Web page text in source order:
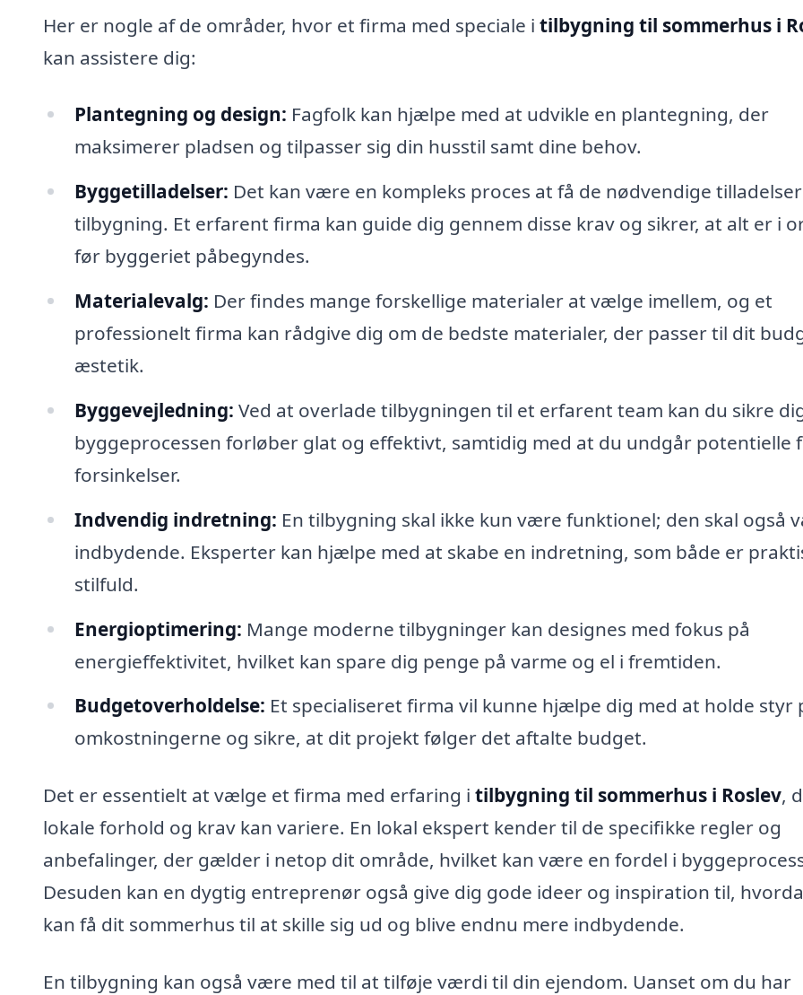
Her er nogle af de områder, hvor et firma med speciale i tilbygning til sommerhus i
kan assistere dig:
Plantegning og design: Fagfolk kan hjælpe med at udvikle en plantegning, der
maksimerer pladsen og tilpasser sig din husstil samt dine behov.
Byggetilladelser: Det kan være en kompleks proces at få de nødvendige
tilbygning. Et erfarent firma kan guide dig gennem disse krav og sikrer, at alt er i
før byggeriet påbegyndes.
Materialevalg: Der findes mange forskellige materialer at vælge imellem, og et
professionelt firma kan rådgive dig om de bedste materialer, der passer til dit
æstetik.
Byggevejledning: Ved at overlade tilbygningen til et erfarent team kan du sikre
byggeprocessen forløber glat og effektivt, samtidig med at du undgår potentielle
forsinkelser.
Indvendig indretning: En tilbygning skal ikke kun være funktionel; den skal også
indbydende. Eksperter kan hjælpe med at skabe en indretning, som både er
stilfuld.
Energioptimering: Mange moderne tilbygninger kan designes med fokus på
energieffektivitet, hvilket kan spare dig penge på varme og el i fremtiden.
Budgetoverholdelse: Et specialiseret firma vil kunne hjælpe dig med at holde styr
omkostningerne og sikre, at dit projekt følger det aftalte budget.
Det er essentielt at vælge et firma med erfaring i tilbygning til sommerhus i Roslev,
lokale forhold og krav kan variere. En lokal ekspert kender til de specifikke regler og
anbefalinger, der gælder i netop dit område, hvilket kan være en fordel i
Desuden kan en dygtig entreprenør også give dig gode ideer og inspiration til,
kan få dit sommerhus til at skille sig ud og blive endnu mere indbydende.
En tilbygning kan også være med til at tilføje værdi til din ejendom. Uanset om du har